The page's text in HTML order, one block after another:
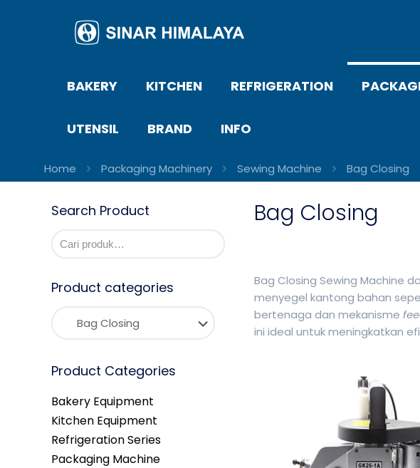
BAKERY KITCHEN REFRIGERATION
UTENSIL BRAND INFO
Home Packaging Machinery Sewing Machine Bag Closing
Bag Closing
Bag Closing Sewing Machine
menyegel kantong bahan
bertenaga dan mekanisme
ini ideal untuk meningkatkan
Search Product
Product categories
Product Categories
Bakery Equipment
Kitchen Equipment
Refrigeration Series
Packaging Machine